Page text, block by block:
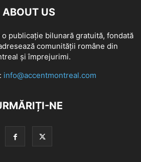
ABOUT US
publicație bilunară gratuită, fondată
comunităţii române din
şi împrejurimi.
info@accentmontreal.com
NE